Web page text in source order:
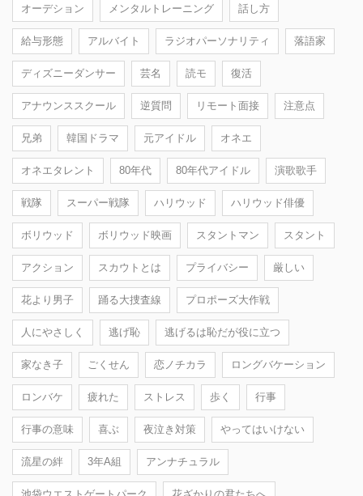
オーデション メンタルトレーニング 話し方
給与形態 アルバイト ラジオパーソナリティ 落語家
ディズニーダンサー 芸名 読モ 復活
アナウンススクール 逆質問 リモート面接 注意点
兄弟 韓国ドラマ 元アイドル オネエ
オネエタレント 80年代 80年代アイドル 演歌歌手
戦隊 スーパー戦隊 ハリウッド ハリウッド俳優
ボリウッド ボリウッド映画 スタントマン スタント
アクション スカウトとは プライバシー 厳しい
花より男子 踊る大捜査線 プロポーズ大作戦
人にやさしく 逃げ恥 逃げるは恥だが役に立つ
家なき子 ごくせん 恋ノチカラ ロングバケーション
ロンバケ 疲れた ストレス 歩く 行事
行事の意味 喜ぶ 夜泣き対策 やってはいけない
流星の絆 3年A組 アンナチュラル